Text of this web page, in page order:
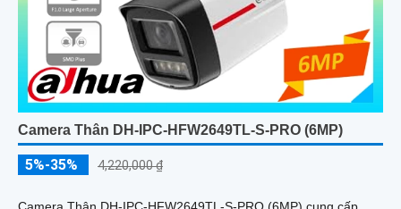
Camera Thân DH-IPC-HFW2649TL-S-PRO (6MP)
5%-35% 4,220,000 ₫
Camera Thân DH-IPC-HFW2649TL-S-PRO (6MP) cung cấp